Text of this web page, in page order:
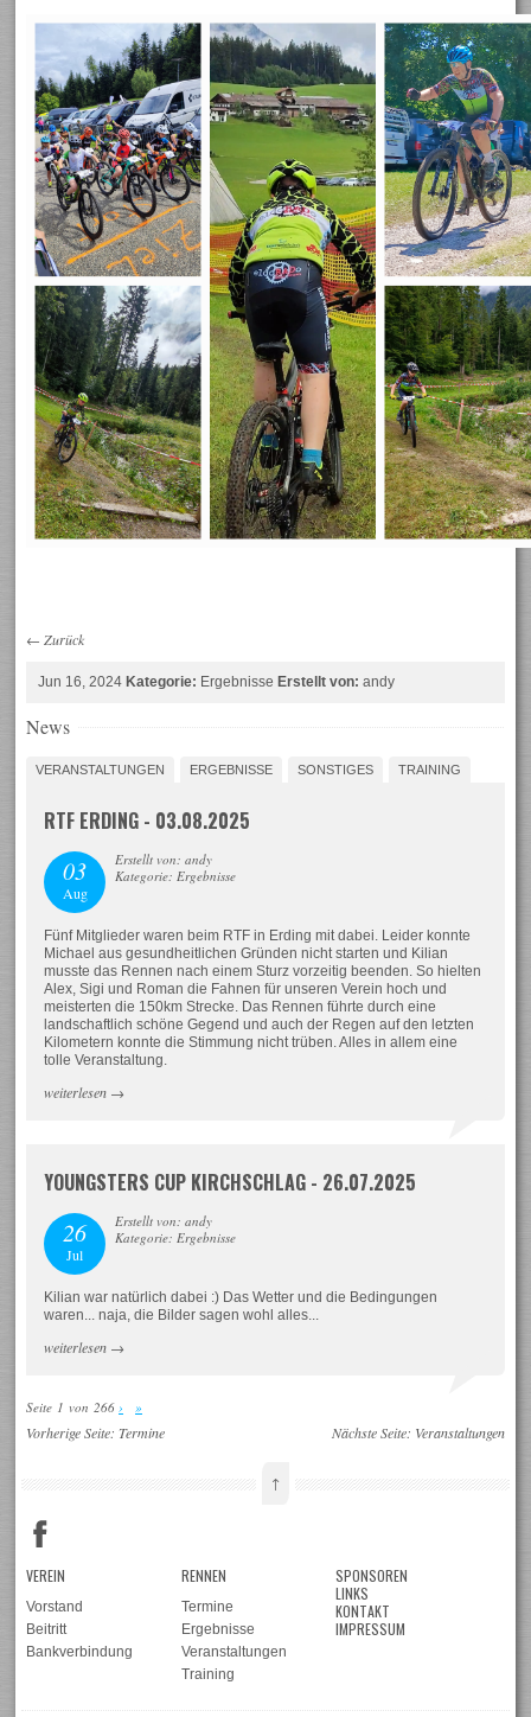
← Zurück
Jun 16, 2024Kategorie: ErgebnisseErstellt von: andy
News
VERANSTALTUNGEN ERGEBNISSE SONSTIGES TRAINING
RTF ERDING - 03.08.2025
03
Aug
Erstellt von: andy
Kategorie: Ergebnisse
Fünf Mitglieder waren beim RTF in Erding mit dabei. Leider konnte
Michael aus gesundheitlichen Gründen nicht starten und Kilian
musste das Rennen nach einem Sturz vorzeitig beenden. So hielten
Alex, Sigi und Roman die Fahnen für unseren Verein hoch und
meisterten die 150km Strecke. Das Rennen führte durch eine
landschaftlich schöne Gegend und auch der Regen auf den letzten
Kilometern konnte die Stimmung nicht trüben. Alles in allem eine
tolle Veranstaltung.
weiterlesen →
YOUNGSTERS CUP KIRCHSCHLAG - 26.07.2025
26
Jul
Erstellt von: andy
Kategorie: Ergebnisse
Kilian war natürlich dabei :) Das Wetter und die Bedingungen
waren... naja, die Bilder sagen wohl alles...
weiterlesen →
Seite 1 von 266 › »
Vorherige Seite:Termine Nächste Seite: Veranstaltungen
↑
VEREIN
Vorstand
Beitritt
Bankverbindung
RENNEN
Termine
Ergebnisse
Veranstaltungen
Training
SPONSOREN
LINKS
KONTAKT
IMPRESSUM